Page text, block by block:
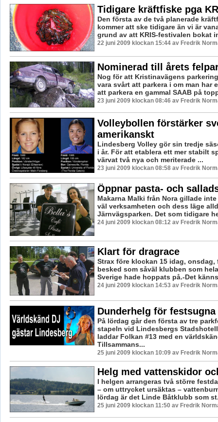
Tidigare kräftfiske pga
Den första av de två planerade
kommer att ske tidigare än vi är
grund av att KRIS-festivalen bokat
22 juni 2009 klockan 15:44 av Fredrik
Nominerad till årets
Nog för att Kristinavägens
vara svårt att parkera i om man har
att parkera en gammal SAAB på
23 juni 2009 klockan 08:46 av Fredrik
Volleybollen förstärker
amerikanskt
Lindesberg Volley gör sin tredje
i år. För att etablera ett mer stabilt
värvat två nya och meriterade ...
23 juni 2009 klockan 08:58 av Fredrik
Öppnar pasta- och
Makarna Malki från Nora gillade
väl verksamheten och dess läge
Järnvägsparken. Det som tidigare
24 juni 2009 klockan 08:12 av Fredrik
Klart för dragrace
Strax före klockan 15 idag, onsdag,
besked som såväl klubben som
Sverige hade hoppats på.-Det
24 juni 2009 klockan 14:53 av Fredrik
Dunderhelg för festsugna
På lördag går den första av tre
stapeln vid Lindesbergs
laddar Folkan #13 med en
Tillsammans...
25 juni 2009 klockan 10:09 av Fredrik
Helg med vattenskidor
I helgen arrangeras två större
– om uttrycket ursäktas –
lördag är det Linde Båtklubb som
25 juni 2009 klockan 11:50 av Fredrik